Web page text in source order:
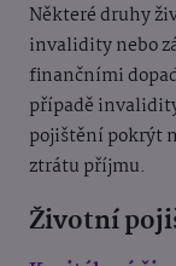
Některé druhy
invalidity nebo
finančními
případě
pojištění pokrýt
ztrátu příjmu.
Životní